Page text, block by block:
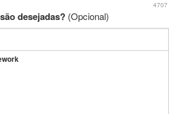
4707
desejadas? (Opcional)